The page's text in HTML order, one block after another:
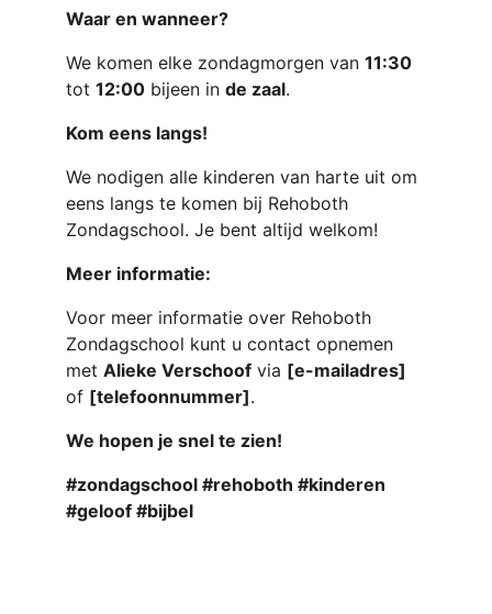
Waar en wanneer?
We komen elke zondagmorgen van 11:30
tot 12:00 bijeen in de zaal.
Kom eens langs!
We nodigen alle kinderen van harte uit om
eens langs te komen bij Rehoboth
Zondagschool. Je bent altijd welkom!
Meer informatie:
Voor meer informatie over Rehoboth
Zondagschool kunt u contact opnemen
met Alieke Verschoof via [e-mailadres]
of [telefoonnummer].
We hopen je snel te zien!
#zondagschool #rehoboth #kinderen
#geloof #bijbel